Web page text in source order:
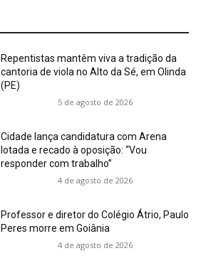
Repentistas mantêm viva a tradição da
cantoria de viola no Alto da Sé, em Olinda
(PE)
5 de agosto de 2026
Cidade lança candidatura com Arena
lotada e recado à oposição: “Vou
responder com trabalho”
4 de agosto de 2026
Professor e diretor do Colégio Átrio, Paulo
Peres morre em Goiânia
4 de agosto de 2026